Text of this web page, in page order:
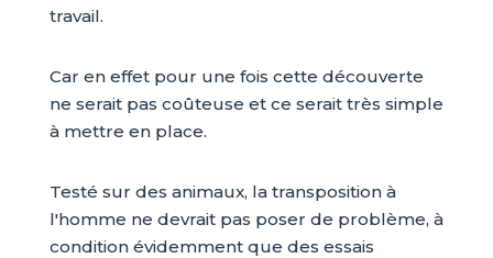
travail.
Car en effet pour une fois cette découverte
ne serait pas coûteuse et ce serait très simple
à mettre en place.
Testé sur des animaux, la transposition à
l'homme ne devrait pas poser de problème, à
condition évidemment que des essais